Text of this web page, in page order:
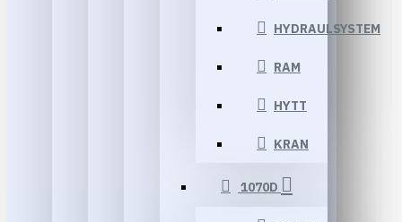
HYDRAULSYSTEM
RAM
HYTT
KRAN
1070D